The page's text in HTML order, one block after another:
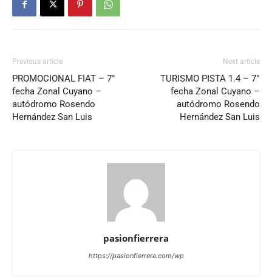
Previous article
PROMOCIONAL FIAT – 7°
fecha Zonal Cuyano –
autódromo Rosendo
Hernández San Luis
Next article
TURISMO PISTA 1.4 – 7°
fecha Zonal Cuyano –
autódromo Rosendo
Hernández San Luis
pasionfierrera
https://pasionfierrera.com/wp